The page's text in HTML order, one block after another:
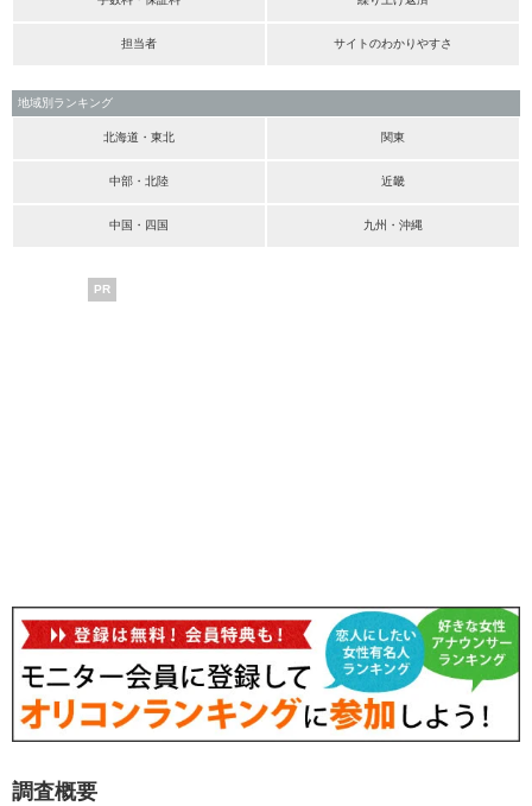
担当者 サイトのわかりやすさ
地域別ランキング
北海道・東北 関東
中部・北陸 近畿
中国・四国 九州・沖縄
PR
調査概要